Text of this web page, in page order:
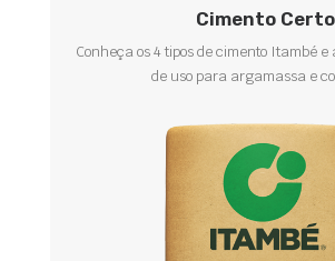
Cimento Certo
Conheça os 4 tipos de cimento Itambé
de uso para argamassa e